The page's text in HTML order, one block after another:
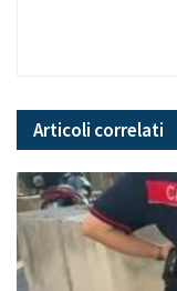
Articoli correlati